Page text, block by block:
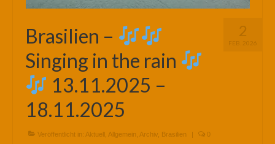
2
FEB. 2026
Brasilien –
Singing in the rain
13.11.2025 –
18.11.2025
Veröffentlicht in: Aktuell Allgemein Archiv Brasilien | 0